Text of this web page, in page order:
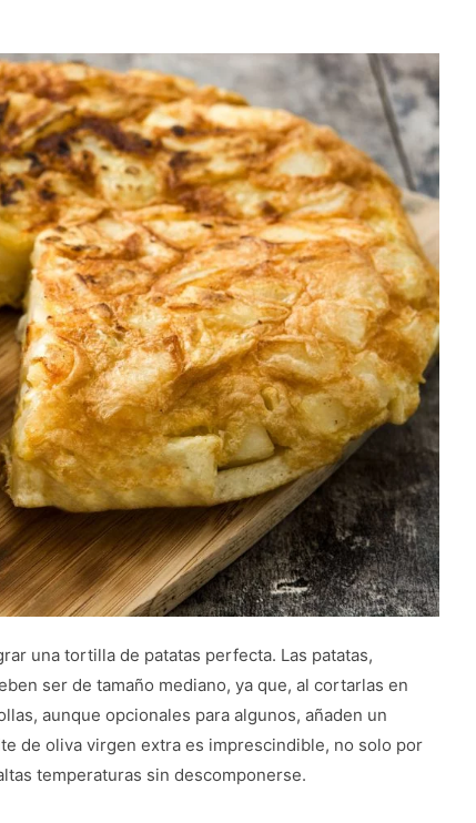
una tortilla de patatas perfecta. Las patatas,
ser de tamaño mediano, ya que, al cortarlas en
aunque opcionales para algunos, añaden un
de oliva virgen extra es imprescindible, no solo por
temperaturas sin descomponerse.